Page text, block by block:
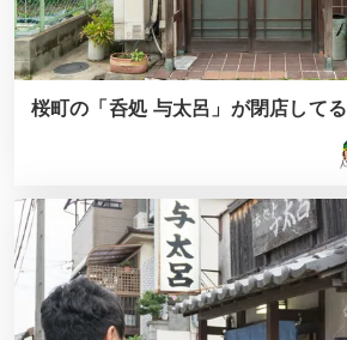
桜町の「呑処 与太呂」が閉店してる